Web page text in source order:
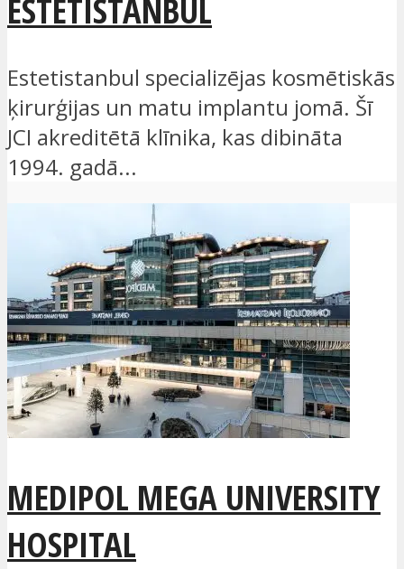
ESTETISTANBUL
Estetistanbul specializējas kosmētiskās
ķirurģijas un matu implantu jomā. Šī
JCI akreditētā klīnika, kas dibināta
1994. gadā...
MEDIPOL MEGA UNIVERSITY
HOSPITAL